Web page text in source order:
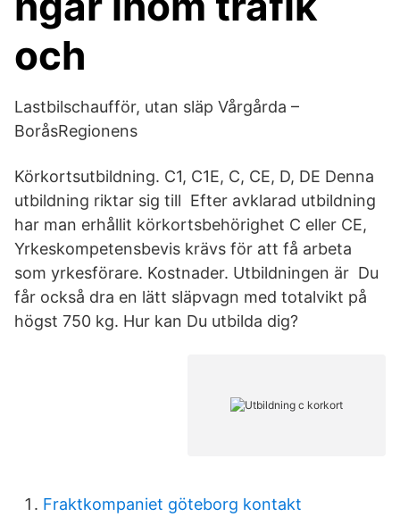
och
Lastbilschaufför, utan släp Vårgårda –
BoråsRegionens
Körkortsutbildning. C1, C1E, C, CE, D, DE Denna
utbildning riktar sig till Efter avklarad utbildning
har man erhållit körkortsbehörighet C eller CE,
Yrkeskompetensbevis krävs för att få arbeta
som yrkesförare. Kostnader. Utbildningen är Du
får också dra en lätt släpvagn med totalvikt på
högst 750 kg. Hur kan Du utbilda dig?
Fraktkompaniet göteborg kontakt